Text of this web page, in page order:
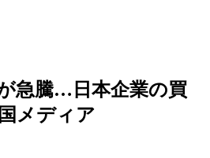
急騰…日本企業の買
メディア